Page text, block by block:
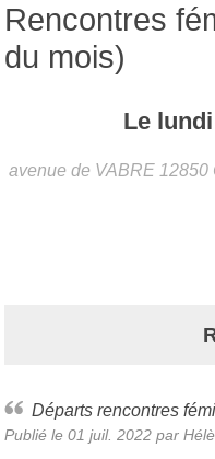
Rencontres
du mois)
Le lundi
avenue de VABRE 12850
Départs rencontres
Publié le 01 juil. 2022 par